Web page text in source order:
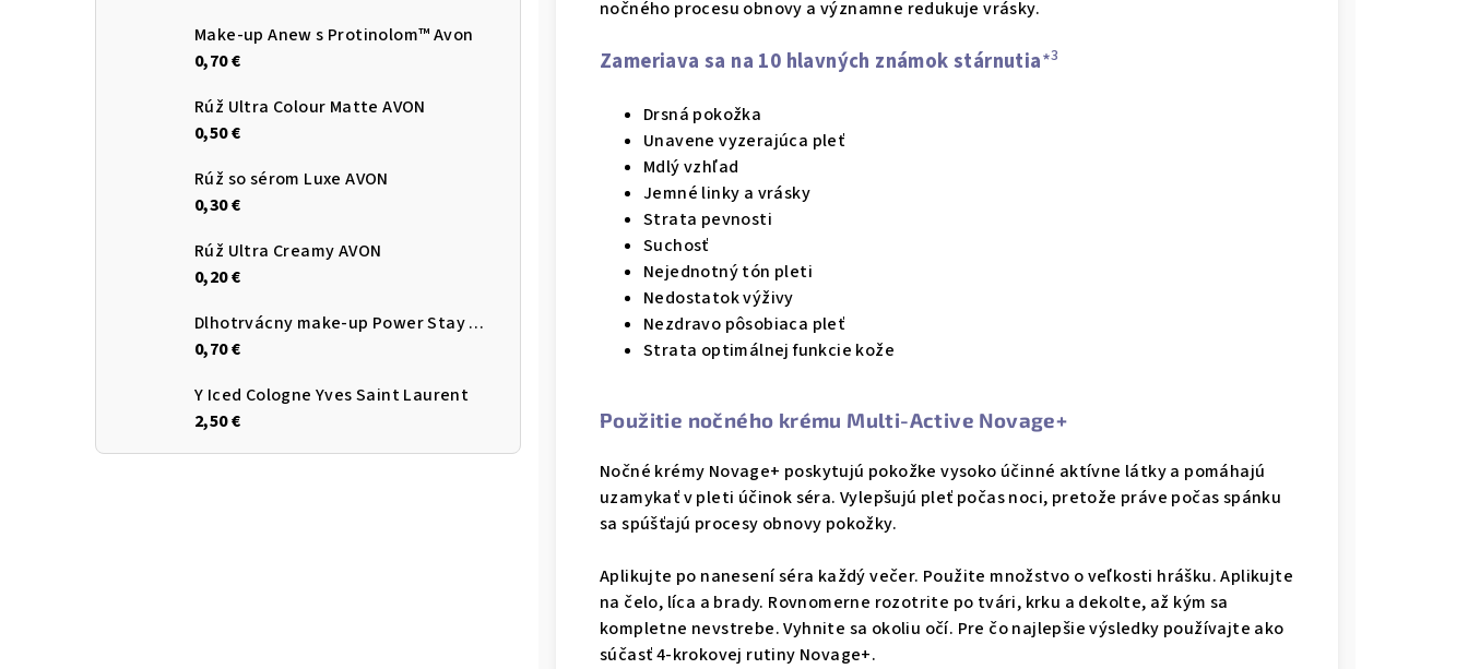
Make-up Anew s Protinolom™ Avon
0,70 €
Rúž Ultra Colour Matte AVON
0,50 €
Rúž so sérom Luxe AVON
0,30 €
Rúž Ultra Creamy AVON
0,20 €
Dlhotrvácny make-up Power Stay AVON
0,70 €
Y Iced Cologne Yves Saint Laurent
2,50 €
nočného procesu obnovy a významne redukuje vrásky.
Zameriava sa na 10 hlavných známok stárnutia*3
Drsná pokožka
Unavene vyzerajúca pleť
Mdlý vzhľad
Jemné linky a vrásky
Strata pevnosti
Suchosť
Nejednotný tón pleti
Nedostatok výživy
Nezdravo pôsobiaca pleť
Strata optimálnej funkcie kože
Použitie nočného krému Multi-Active Novage+
Nočné krémy Novage+ poskytujú pokožke vysoko účinné aktívne látky a pomáhajú
uzamykať v pleti účinok séra. Vylepšujú pleť počas noci, pretože práve počas spánku
sa spúšťajú procesy obnovy pokožky.
Aplikujte po nanesení séra každý večer. Použite množstvo o veľkosti hrášku. Aplikujte
na čelo, líca a brady. Rovnomerne rozotrite po tvári, krku a dekolte, až kým sa
kompletne nevstrebe. Vyhnite sa okoliu očí. Pre čo najlepšie výsledky používajte ako
súčasť 4-krokovej rutiny Novage+.